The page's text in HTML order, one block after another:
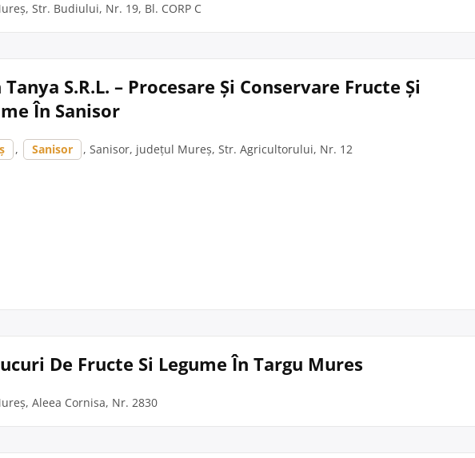
Str. Budiului, Nr. 19, Bl. CORP C
Tanya S.R.L. – Procesare Și Conservare Fructe Și
În Sanisor
, Sanisor , Sanisor, județul Mureș, Str. Agricultorului, Nr. 12
De Fructe Si Legume În Targu Mures
Aleea Cornisa, Nr. 2830